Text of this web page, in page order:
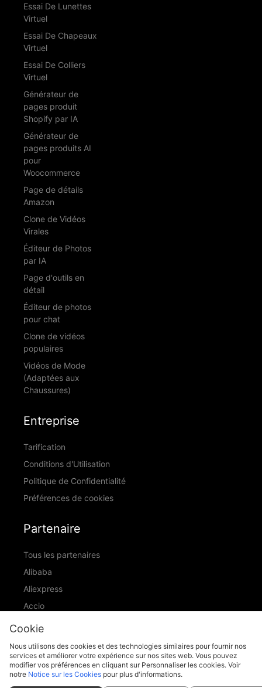
Essai De Lunettes
Virtuel
Essai De Chapeaux
Virtuel
Essai De Colliers
Virtuel
Générateur de
pages produit
Shopify par IA
Générateur de
pages produits AI
pour
Woocommerce
Page de détails
Amazon
Clone de Vidéos
Virales
Éditeur de Photos
par IA
Page d'outils en
détail
Éditeur de photos
pour chat
Clone de vidéos
populaires
Vidéos de Mode
(Adaptées aux
Chaussures)
Entreprise
Tarification
Conditions d'Utilisation
Politique de Confidentialité
Préférences de cookies
Partenaire
Tous les partenaires
Alibaba
Aliexpress
Accio
ID Ranking
Cookie
Nous utilisons des cookies et des technologies similaires pour fournir nos
services et améliorer votre expérience sur nos sites web. Vous pouvez
modifier vos préférences en cliquant sur Personnaliser les cookies. Voir
notre Notice sur les Cookies pour plus d'informations.